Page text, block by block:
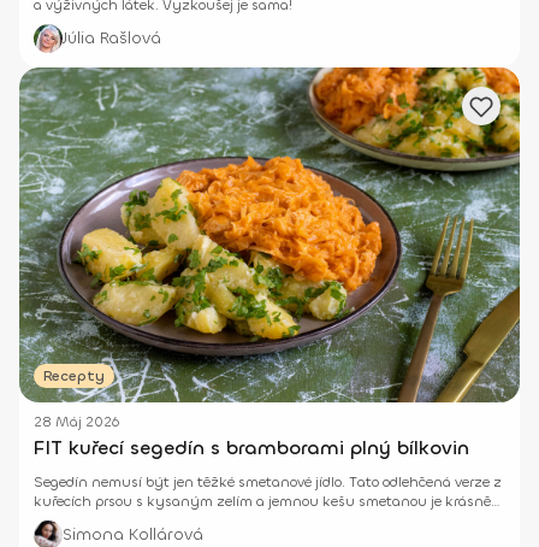
a výživných látek. Vyzkoušej je sama!
Júlia Rašlová
Recepty
28 Máj 2026
FIT kuřecí segedín s bramborami plný bílkovin
Segedín nemusí být jen těžké smetanové jídlo. Tato odlehčená verze z
kuřecích prsou s kysaným zelím a jemnou kešu smetanou je krásně
krémová, sytá a přitom bohatá na bílkoviny.
Simona Kollárová